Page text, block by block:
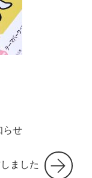
らせ
ました